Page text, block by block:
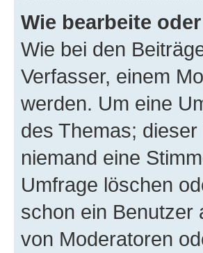
Wie bearbeite
Wie bei den
Verfasser, einem
werden. Um eine
des Themas;
niemand eine
Umfrage löschen
schon ein Benutzer
von Moderatoren